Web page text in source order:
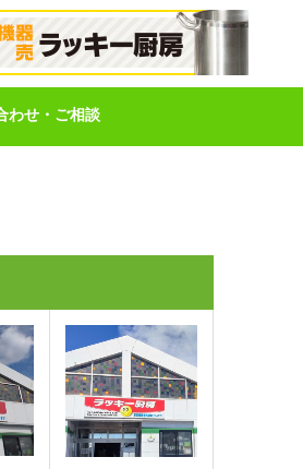
わせ・ご相談